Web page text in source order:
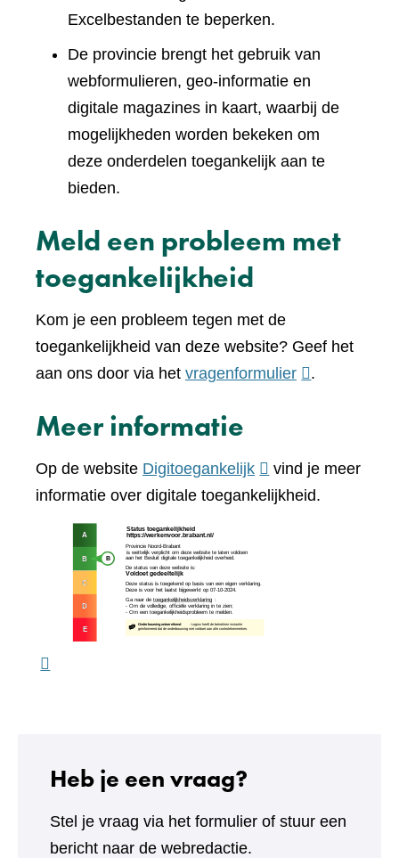
Excelbestanden te beperken.
De provincie brengt het gebruik van
webformulieren, geo-informatie en
digitale magazines in kaart, waarbij de
mogelijkheden worden bekeken om
deze onderdelen toegankelijk aan te
bieden.
Meld een probleem met
toegankelijkheid
Kom je een probleem tegen met de
toegankelijkheid van deze website? Geef het
aan ons door via het vragenformulier(verwijst
website)
.
Meer informatie
Op de website Digitoegankelijk(verwijst
naar
vind je meer
informatie over digitale toegankelijkheid.
Heb je een vraag?
Stel je vraag via het formulier of stuur een
bericht naar de webredactie.